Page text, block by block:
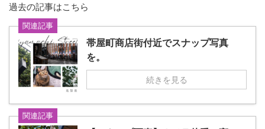
過去の記事はこちら
関連記事
帯屋町商店街付近でスナップ写真
を。
続きを見る
関連記事